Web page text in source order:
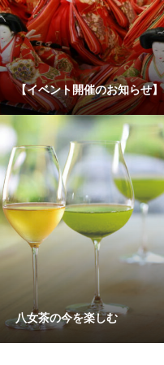
【イベント開催のお知らせ】
八女茶の今を楽しむ